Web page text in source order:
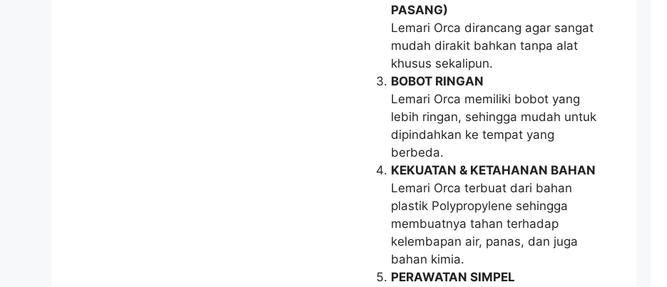
PASANG)
Lemari Orca dirancang agar sangat
mudah dirakit bahkan tanpa alat
khusus sekalipun.
BOBOT RINGAN
Lemari Orca memiliki bobot yang
lebih ringan, sehingga mudah untuk
dipindahkan ke tempat yang
berbeda.
KEKUATAN & KETAHANAN BAHAN
Lemari Orca terbuat dari bahan
plastik Polypropylene sehingga
membuatnya tahan terhadap
kelembapan air, panas, dan juga
bahan kimia.
PERAWATAN SIMPEL